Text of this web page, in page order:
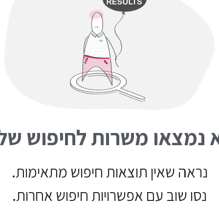
נמצאו משרות לחיפוש
נראה שאין תוצאות חיפוש מתאימות.
נסו שוב עם אפשרויות חיפוש אחרות.